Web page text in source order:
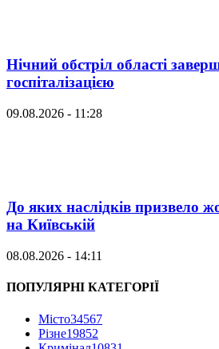
Нічний обстріл області
госпіталізацією
09.08.2026 - 11:28
До яких наслідків призвело
на Київській
08.08.2026 - 14:11
ПОПУЛЯРНІ КАТЕГОРІЇ
Місто34567
Різне19852